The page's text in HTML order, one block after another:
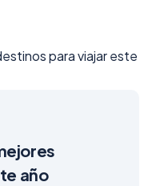
año